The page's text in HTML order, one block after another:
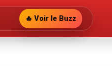
🔥 Voir le Buzz